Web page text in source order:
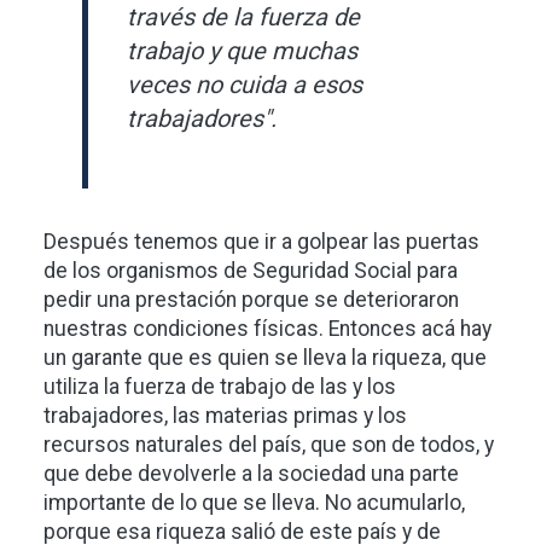
través de la fuerza de
trabajo y que muchas
veces no cuida a esos
trabajadores".
Después tenemos que ir a golpear las puertas
de los organismos de Seguridad Social para
pedir una prestación porque se deterioraron
nuestras condiciones físicas. Entonces acá hay
un garante que es quien se lleva la riqueza, que
utiliza la fuerza de trabajo de las y los
trabajadores, las materias primas y los
recursos naturales del país, que son de todos, y
que debe devolverle a la sociedad una parte
importante de lo que se lleva. No acumularlo,
porque esa riqueza salió de este país y de